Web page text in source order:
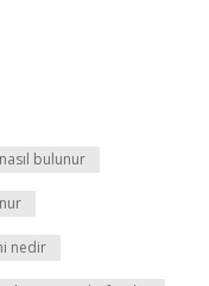
bulunur
nedir